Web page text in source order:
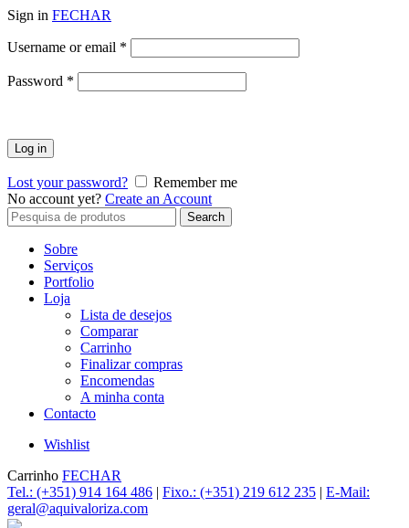
Sign in FECHAR
Username or email *
Password *
Log in
Lost your password?
Remember me
No account yet? Create an Account
Search
for:
Search
Sobre
Serviços
Portfolio
Loja
Lista de desejos
Comparar
Carrinho
Finalizar compras
Encomendas
A minha conta
Contacto
Wishlist
Carrinho FECHAR
Tel.: (+351) 914 164 486 | Fixo.: (+351) 219 612 235 | E-Mail:
geral@aquivaloriza.com